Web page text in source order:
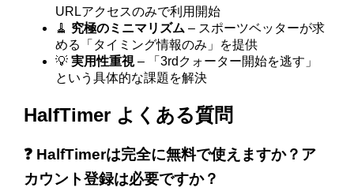
URLアクセスのみで利用開始
🧹 究極のミニマリズム – スポーツベッターが求
める「タイミング情報のみ」を提供
💡実用性重視– 「3rdクォーター開始を逃す」
という具体的な課題を解決
HalfTimer よくある質問
❓ HalfTimerは完全に無料で使えますか？ア
カウント登録は必要ですか？